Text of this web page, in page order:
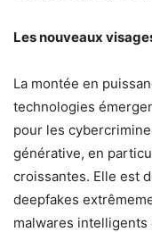
Les nouveaux
La montée en
technologies
pour les
générative, en
croissantes. Elle est
deepfakes
malwares